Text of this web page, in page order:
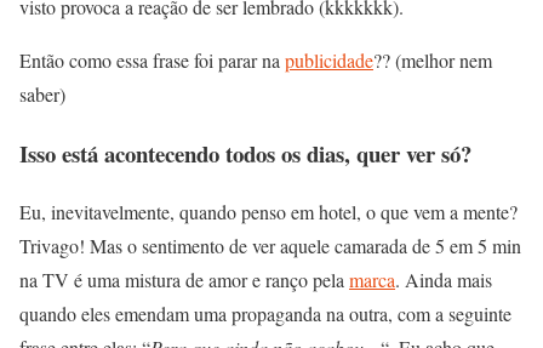
visto provoca a reação de ser lembrado (kkkkkkk).
Então como essa frase foi parar na publicidade?? (melhor nem
saber)
Isso está acontecendo todos os dias, quer ver só?
Eu, inevitavelmente, quando penso em hotel, o que vem a mente?
Trivago! Mas o sentimento de ver aquele camarada de 5 em 5 min
na TV é uma mistura de amor e ranço pelamarca. Ainda mais
quando eles emendam uma propaganda na outra, com a seguinte